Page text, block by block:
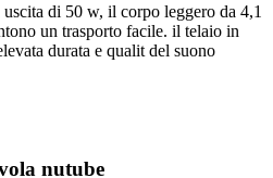
di 50 w, il corpo leggero da 4,1
un trasporto facile. il telaio in
durata e qualit del suono
nutube